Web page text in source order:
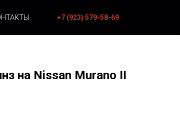
+7 (923) 579-58-69
на Nissan Murano II